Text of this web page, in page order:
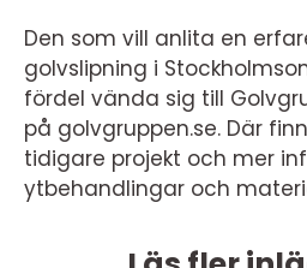
Den som vill anlita en
golvslipning i
fördel vända sig till
på golvgruppen.se. Där
tidigare projekt och mer
ytbehandlingar och